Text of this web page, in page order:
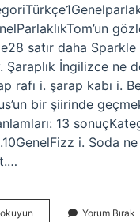
satır daha
Şaraplık İngilizce ne
rafı i. şarap kabı i.
bir şiirinde
13
i. Soda
okuyun Sparkling
Yorum Bırak